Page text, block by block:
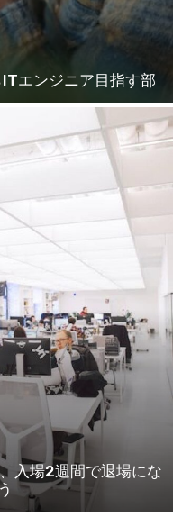
エンジニア目指す部
入場2週間で退場にな